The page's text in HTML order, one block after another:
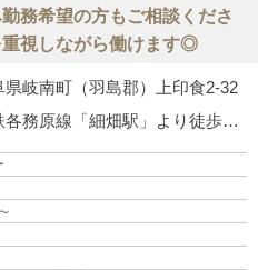
務希望の方もご相談くださ
視しながら働けます◎
県岐南町（羽島郡）上印食2-32
名鉄各務原線「細畑駅」より徒歩5分